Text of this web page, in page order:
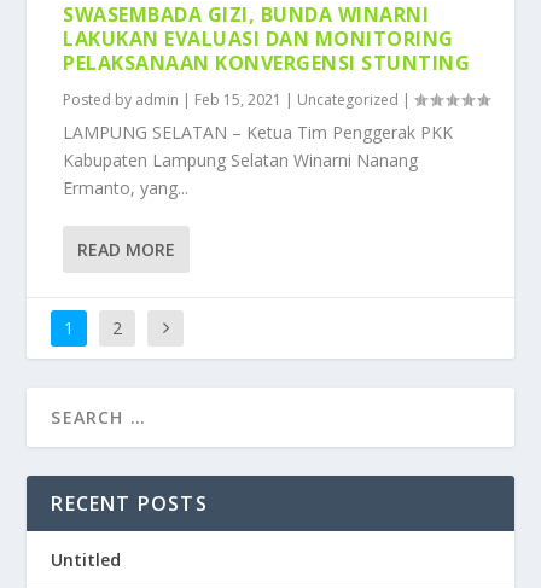
SWASEMBADA GIZI, BUNDA WINARNI
LAKUKAN EVALUASI DAN MONITORING
PELAKSANAAN KONVERGENSI STUNTING
Posted by admin | Feb 15, 2021 | Uncategorized |
LAMPUNG SELATAN – Ketua Tim Penggerak PKK
Kabupaten Lampung Selatan Winarni Nanang
Ermanto, yang...
READ MORE
1 2
RECENT POSTS
Untitled